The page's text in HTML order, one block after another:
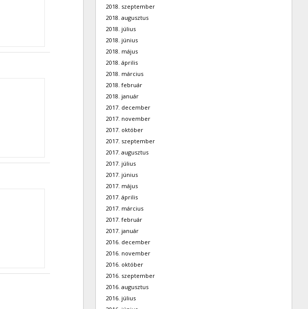
2018. szeptember
2018. augusztus
2018. július
2018. június
2018. május
2018. április
2018. március
2018. február
2018. január
2017. december
2017. november
2017. október
2017. szeptember
2017. augusztus
2017. július
2017. június
2017. május
2017. április
2017. március
2017. február
2017. január
2016. december
2016. november
2016. október
2016. szeptember
2016. augusztus
2016. július